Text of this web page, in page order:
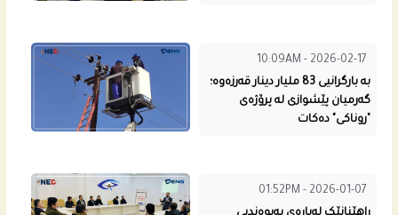
10:09AM - 2026-02-17
بە بارگرانیی 83 ملیار دینار قەرزەوە؛
گەرمیان پێشوازی لە پرۆژەی
"روناکی" دەکات
01:52PM - 2026-01-07